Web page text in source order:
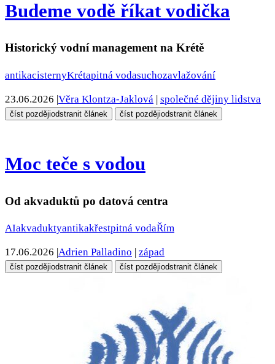
Budeme vodě říkat vodička
Historický vodní management na Krétě
antikacisternyKrétapitná vodasuchozavlažování
23.06.2026 Věra Klontza-Jaklová společné dějiny lidstva
číst pozdějiodstranit článek číst pozdějiodstranit článek
Moc teče s vodou
Od akvaduktů po datová centra
AIakvaduktyantikakřestpitná vodaŘím
17.06.2026 Adrien Palladino západ
číst pozdějiodstranit článek číst pozdějiodstranit článek